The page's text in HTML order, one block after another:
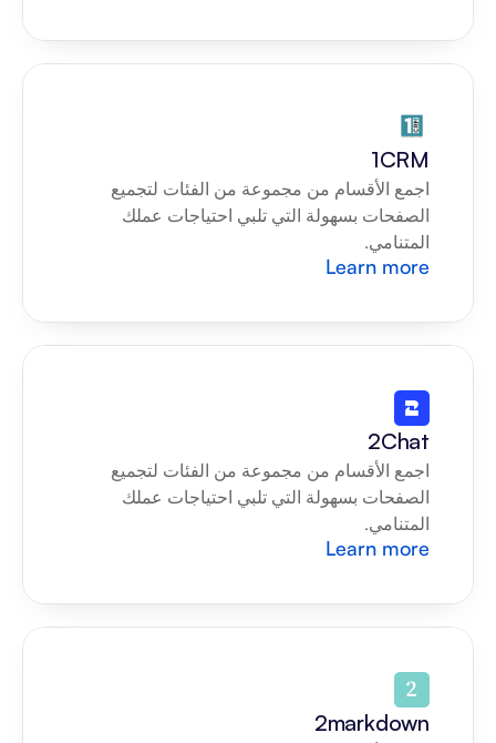
1CRM
المتنامي.
Learn more
2Chat
المتنامي.
Learn more
2markdown